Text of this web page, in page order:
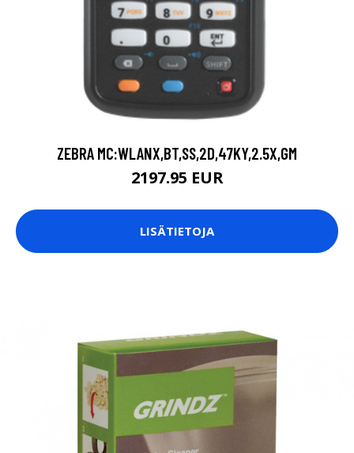
ZEBRA MC:WLANX,BT,SS,2D,47KY,2.5X,GM
2197.95 EUR
LISÄTIETOJA